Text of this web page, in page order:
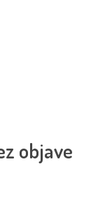
objave